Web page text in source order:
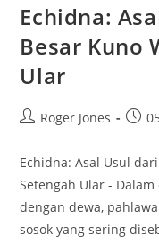
Echidna:
Besar Kuno
Ular
PostRoger Jones
Post
Echidna: Asal Usul
Setengah Ular -
dengan dewa,
sosok yang sering